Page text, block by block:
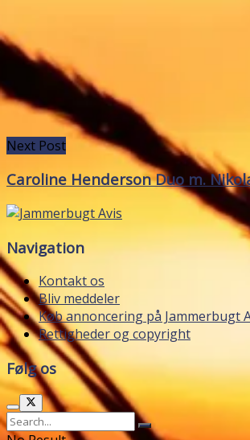
Next Post
Caroline Henderson Duo m.
Navigation
Kontakt os
Bliv meddeler
Køb annoncering på Jammerbugt
Rettigheder og copyright
Følg os